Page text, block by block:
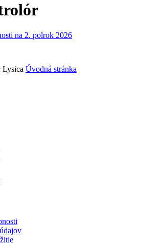
na 2. polrok 2026
Lysica Úvodná stránka